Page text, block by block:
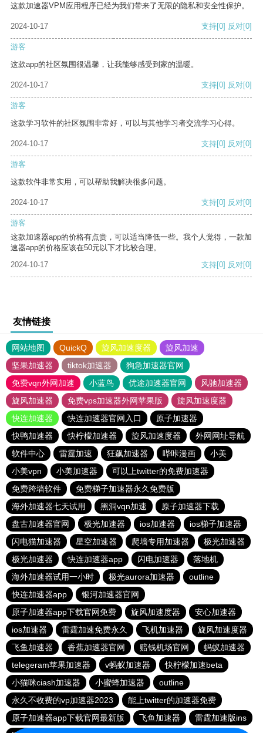
这款加速器VPM应用程序已经为我们带来了无限的隐私和安全性保护。
2024-10-17 支持[0] 反对[0]
游客
这款app的社区氛围很温馨，让我能够感受到家的温暖。
2024-10-17 支持[0] 反对[0]
游客
这款学习软件的社区氛围非常好，可以与其他学习者交流学习心得。
2024-10-17 支持[0] 反对[0]
游客
这款软件非常实用，可以帮助我解决很多问题。
2024-10-17 支持[0] 反对[0]
游客
这款加速器app的价格有点贵，可以适当降低一些。我个人觉得，一款加
速器app的价格应该在50元以下才比较合理。
2024-10-17
支持[0] 反对[0]
友情链接
网站地图 QuickQ 旋风加速度器
旋风加速
坚果加速器
tiktok加速器
狗急加速器官网
免费vqn外网加速
小蓝鸟 优途加速器官网
风驰加速器
旋风加速器
免费vps加速器外网苹果版
旋风加速度器
快连加速器
快连加速器官网入口
原子加速器
快鸭加速器
快柠檬加速器 旋风加速度器
外网网址导航
软件中心
雷霆加速 狂飙加速器 哔咔漫画
小美
小美vpn
小美加速器
可以上twitter的免费加速器
免费跨墙软件
免费梯子加速器永久免费版
海外加速器七天试用
黑洞vqn加速
原子加速器下载
盘古加速器官网
极光加速器 ios加速器
ios梯子加速器
闪电猫加速器
星空加速器 爬墙专用加速器
极光加速器
极光加速器
快连加速器app 闪电加速器
落地机
海外加速器试用一小时
极光aurora加速器
outline
快连加速器app
银河加速器官网
原子加速器app下载官网免费
旋风加速度器
安心加速器
ios加速器
雷霆加速免费永久 飞机加速器
旋风加速度器
飞鱼加速器
香蕉加速器官网 赔钱机场官网
蚂蚁加速器
telegeram苹果加速器
v蚂蚁加速器
快柠檬加速beta
小猫咪ciash加速器
小蜜蜂加速器
outline
永久不收费的vp加速器2023
能上twitter的加速器免费
原子加速器app下载官网最新版
飞鱼加速器
雷霆加速版ins